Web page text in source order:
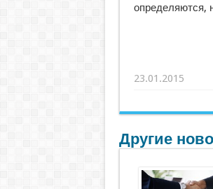
определяются,
23.01.2015
Другие